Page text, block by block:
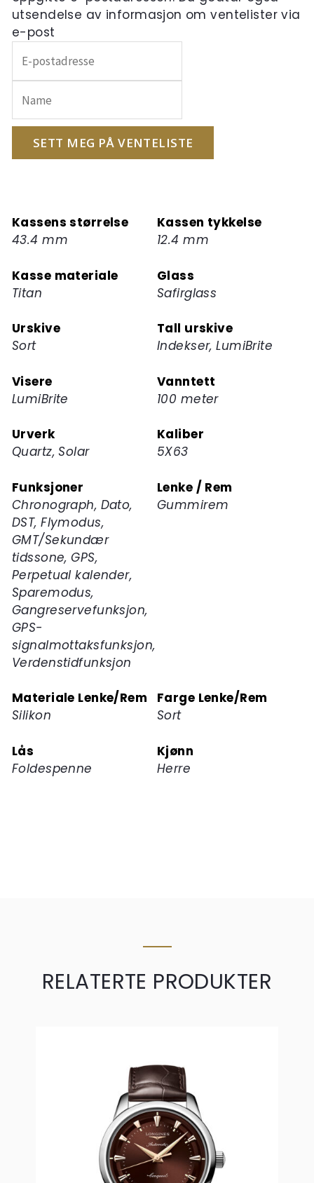
utsendelse av informasjon om ventelister via
e-post
inn
e-
postadressen
din
ventelisten
for
produktet
SETT MEG PÅ VENTELISTE
Kassens størrelse
43.4 mm
Kassen tykkelse
12.4 mm
Kasse materiale
Titan
Glass
Safirglass
Urskive
Sort
Tall urskive
Indekser, LumiBrite
Visere
LumiBrite
Vanntett
100 meter
Urverk
Quartz, Solar
Kaliber
5X63
Funksjoner
Chronograph, Dato,
DST, Flymodus,
GMT/Sekundær
tidssone, GPS,
Perpetual kalender,
Sparemodus,
Gangreservefunksjon,
GPS-
signalmottaksfunksjon,
Verdenstidfunksjon
Lenke / Rem
Gummirem
Materiale Lenke/Rem
Silikon
Farge Lenke/Rem
Sort
Lås
Foldespenne
Kjønn
Herre
RELATERTE PRODUKTER